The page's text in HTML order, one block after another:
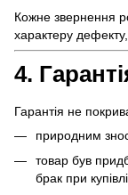
Кожне звернення
характеру
4.
Гарантія не
природним
товар був
брак при